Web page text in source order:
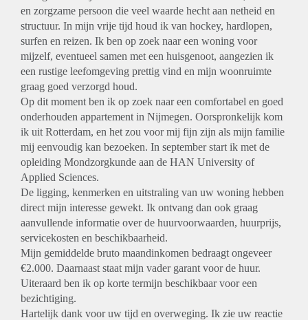
en zorgzame persoon die veel waarde hecht aan netheid en
structuur. In mijn vrije tijd houd ik van hockey, hardlopen,
surfen en reizen. Ik ben op zoek naar een woning voor
mijzelf, eventueel samen met een huisgenoot, aangezien ik
een rustige leefomgeving prettig vind en mijn woonruimte
graag goed verzorgd houd.
Op dit moment ben ik op zoek naar een comfortabel en goed
onderhouden appartement in Nijmegen. Oorspronkelijk kom
ik uit Rotterdam, en het zou voor mij fijn zijn als mijn familie
mij eenvoudig kan bezoeken. In september start ik met de
opleiding Mondzorgkunde aan de HAN University of
Applied Sciences.
De ligging, kenmerken en uitstraling van uw woning hebben
direct mijn interesse gewekt. Ik ontvang dan ook graag
aanvullende informatie over de huurvoorwaarden, huurprijs,
servicekosten en beschikbaarheid.
Mijn gemiddelde bruto maandinkomen bedraagt ongeveer
€2.000. Daarnaast staat mijn vader garant voor de huur.
Uiteraard ben ik op korte termijn beschikbaar voor een
bezichtiging.
Hartelijk dank voor uw tijd en overweging. Ik zie uw reactie